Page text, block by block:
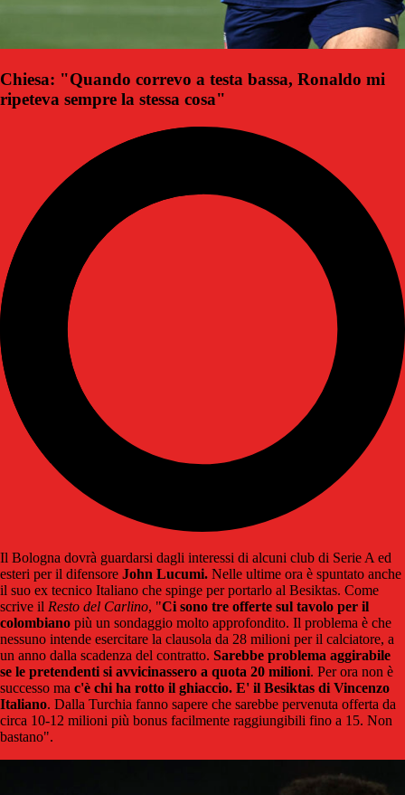
Chiesa: "Quando correvo a testa bassa, Ronaldo mi
ripeteva sempre la stessa cosa"
Il Bologna dovrà guardarsi dagli interessi di alcuni club di Serie A ed
esteri per il difensore John Lucumi. Nelle ultime ora è spuntato anche
il suo ex tecnico Italiano che spinge per portarlo al Besiktas. Come
scrive il Resto del Carlino, "Ci sono tre offerte sul tavolo per il
colombiano più un sondaggio molto approfondito. Il problema è che
nessuno intende esercitare la clausola da 28 milioni per il calciatore, a
un anno dalla scadenza del contratto. Sarebbe problema aggirabile
se le pretendenti si avvicinassero a quota 20 milioni. Per ora non è
successo ma c'è chi ha rotto il ghiaccio. E' il Besiktas di Vincenzo
Italiano. Dalla Turchia fanno sapere che sarebbe pervenuta offerta da
circa 10-12 milioni più bonus facilmente raggiungibili fino a 15. Non
bastano".